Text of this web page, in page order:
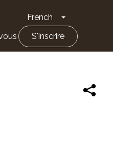
French Toggle
S'inscrire